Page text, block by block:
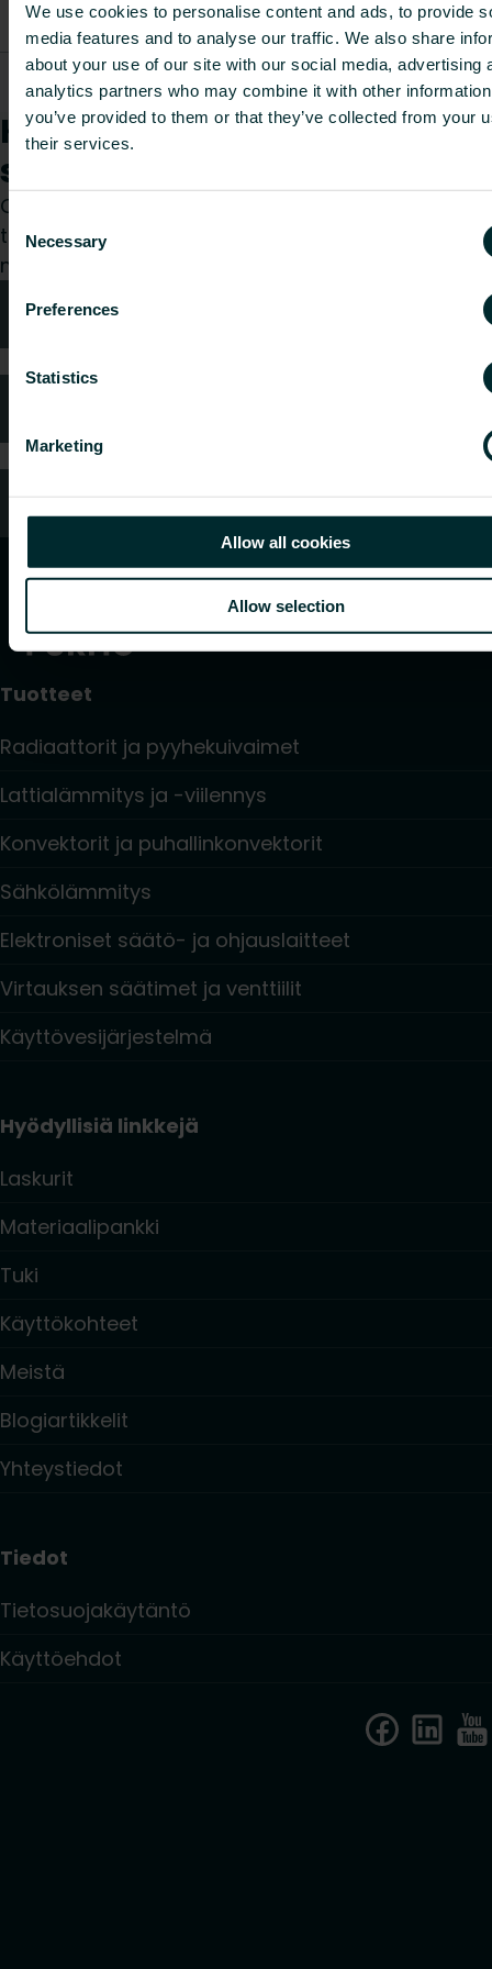
We use cookies to personalise content and ads, to provide
media features and to analyse our traffic. We also share
about your use of our site with our social media, advertising
analytics partners who may combine it with other
you’ve provided to them or that they’ve collected from your
their services.
Consent
Selection
Necessary
Preferences
Statistics
Marketing
Allow all cookies
Allow selection
5405805_
Muunnosliitin,
kulma R3/8"
- - -
5405806_
Muunnosliitin,
kulma R1/2"
-
Kuinka voimme auttaa
sinua?
Olitpa sitten suunnittelija, asentaja, arkkitehti,
tukkumyyjä tai loppukäyttäjä, valitse kategoria ja
me hoidamme pyyntösi mielellämme.
Tekniken neuvonta
Tuotteet
Radiaattorit ja pyyhekuivaimet
Lattialämmitys ja -viilennys
Konvektorit ja puhallinkonvektorit
Sähkölämmitys
Elektroniset säätö- ja ohjauslaitteet
Virtauksen säätimet ja venttiilit
Käyttövesijärjestelmä
Hyödyllisiä linkkejä
Laskurit
Materiaalipankki
Tuki
Käyttökohteet
Meistä
Blogiartikkelit
Yhteystiedot
Tiedot
Tietosuojakäytäntö
Käyttöehdot